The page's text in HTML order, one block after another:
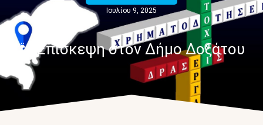
Ιουλίου 9, 2025
🐾 Επίσκεψη στον Δήμο Δοξάτου